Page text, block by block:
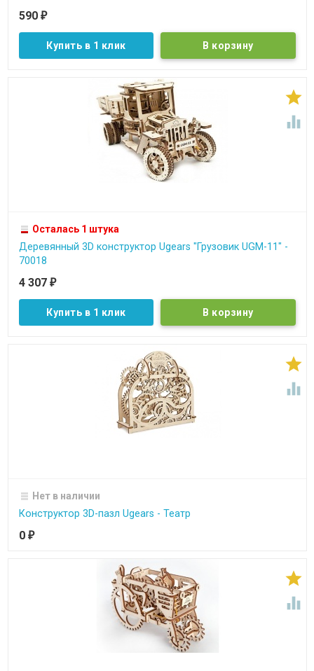
590 ₽
Купить в 1 клик


Осталась 1 штука
Деревянный 3D конструктор Ugears "Грузовик UGM-11" -
70018
4 307 ₽
Купить в 1 клик


Нет в наличии
Конструктор 3D-пазл Ugears - Театр
0 ₽

